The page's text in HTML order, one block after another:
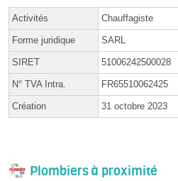
Activités Chauffagiste
Forme juridique SARL
SIRET 51006242500028
N° TVA Intra. FR65510062425
Création 31 octobre 2023
Plombiers à proximité